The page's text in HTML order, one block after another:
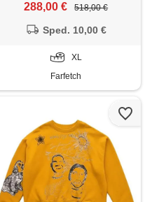
288,00 € 518,00 €
Sped. 10,00 €
XL
Farfetch